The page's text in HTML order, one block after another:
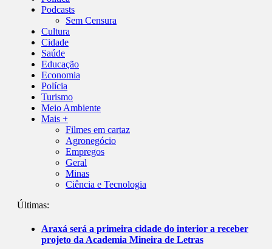
Podcasts
Sem Censura
Cultura
Cidade
Saúde
Educação
Economia
Polícia
Turismo
Meio Ambiente
Mais +
Filmes em cartaz
Agronegócio
Empregos
Geral
Minas
Ciência e Tecnologia
Últimas:
Araxá será a primeira cidade do interior a receber
projeto da Academia Mineira de Letras